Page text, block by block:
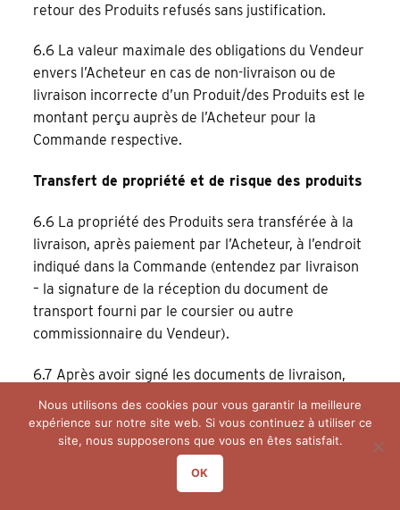
retour des Produits refusés sans justification.
6.6 La valeur maximale des obligations du Vendeur
envers l’Acheteur en cas de non-livraison ou de
livraison incorrecte d’un Produit/des Produits est le
montant perçu auprès de l’Acheteur pour la
Commande respective.
Transfert de propriété et de risque des produits
6.6 La propriété des Produits sera transférée à la
livraison, après paiement par l’Acheteur, à l’endroit
indiqué dans la Commande (entendez par livraison
– la signature de la réception du document de
transport fourni par le coursier ou autre
commissionnaire du Vendeur).
6.7 Après avoir signé les documents de livraison,
l’Acheteur acquiert la possession matérielle des
Produits commandés. A partir de ce moment,
l’Acheteur assume tous les risques sur les Produits,
à savoir les risques de perte, de destruction ou
Nous utilisons des cookies pour vous garantir la meilleure
expérience sur notre site web. Si vous continuez à utiliser ce
site, nous supposerons que vous en êtes satisfait.
OK